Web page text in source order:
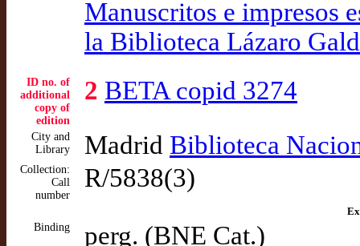
Manuscritos e impresos
la Biblioteca Lázaro
ID no. of
additional
copy of
edition
2 BETA copid 3274
City and
Library
Madrid Biblioteca
Collection:
Call
number
R/5838(3)
Binding
perg. (BNE Cat.)